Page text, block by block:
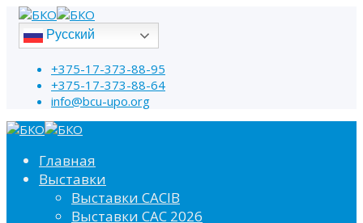
Русский
+375-17-373-88-95
+375-17-373-88-64
info@bcu-upo.org
Главная
Выставки
Выставки CACIB
Выставки САС 2026